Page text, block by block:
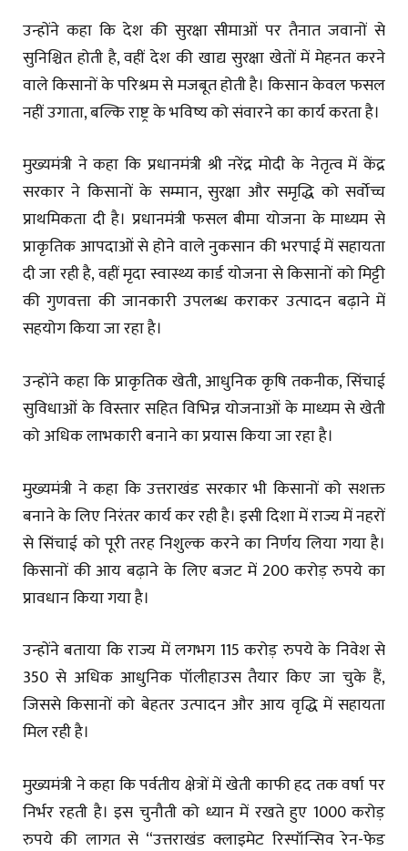
उन्होंने कहा कि देश की सुरक्षा सीमाओं पर तैनात जवानों से
सुनिश्चित होती है, वहीं देश की खाद्य सुरक्षा खेतों में मेहनत करने
वाले किसानों के परिश्रम से मजबूत होती है। किसान केवल फसल
नहीं उगाता, बल्कि राष्ट्र के भविष्य को संवारने का कार्य करता है।
मुख्यमंत्री ने कहा कि प्रधानमंत्री श्री नरेंद्र मोदी के नेतृत्व में केंद्र
सरकार ने किसानों के सम्मान, सुरक्षा और समृद्धि को सर्वाेच्च
प्राथमिकता दी है। प्रधानमंत्री फसल बीमा योजना के माध्यम से
प्राकृतिक आपदाओं से होने वाले नुकसान की भरपाई में सहायता
दी जा रही है, वहीं मृदा स्वास्थ्य कार्ड योजना से किसानों को मिट्टी
की गुणवत्ता की जानकारी उपलब्ध कराकर उत्पादन बढ़ाने में
सहयोग किया जा रहा है।
उन्होंने कहा कि प्राकृतिक खेती, आधुनिक कृषि तकनीक, सिंचाई
सुविधाओं के विस्तार सहित विभिन्न योजनाओं के माध्यम से खेती
को अधिक लाभकारी बनाने का प्रयास किया जा रहा है।
मुख्यमंत्री ने कहा कि उत्तराखंड सरकार भी किसानों को सशक्त
बनाने के लिए निरंतर कार्य कर रही है। इसी दिशा में राज्य में नहरों
से सिंचाई को पूरी तरह निशुल्क करने का निर्णय लिया गया है।
किसानों की आय बढ़ाने के लिए बजट में 200 करोड़ रुपये का
प्रावधान किया गया है।
उन्होंने बताया कि राज्य में लगभग 115 करोड़ रुपये के निवेश से
350 से अधिक आधुनिक पॉलीहाउस तैयार किए जा चुके हैं,
जिससे किसानों को बेहतर उत्पादन और आय वृद्धि में सहायता
मिल रही है।
मुख्यमंत्री ने कहा कि पर्वतीय क्षेत्रों में खेती काफी हद तक वर्षा पर
निर्भर रहती है। इस चुनौती को ध्यान में रखते हुए 1000 करोड़
रुपये की लागत से “उत्तराखंड क्लाइमेट रिस्पॉन्सिव रेन-फेड